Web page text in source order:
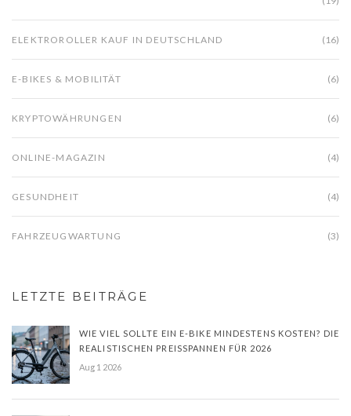
ELEKTROROLLER KAUF IN DEUTSCHLAND (16)
E-BIKES & MOBILITÄT (6)
KRYPTOWÄHRUNGEN (6)
ONLINE-MAGAZIN (4)
GESUNDHEIT (4)
FAHRZEUGWARTUNG (3)
LETZTE BEITRÄGE
WIE VIEL SOLLTE EIN E-BIKE MINDESTENS KOSTEN? DIE
REALISTISCHEN PREISSPANNEN FÜR 2026
Aug 1 2026